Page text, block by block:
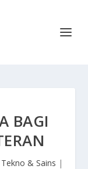
BAGI
Tekno & Sains |